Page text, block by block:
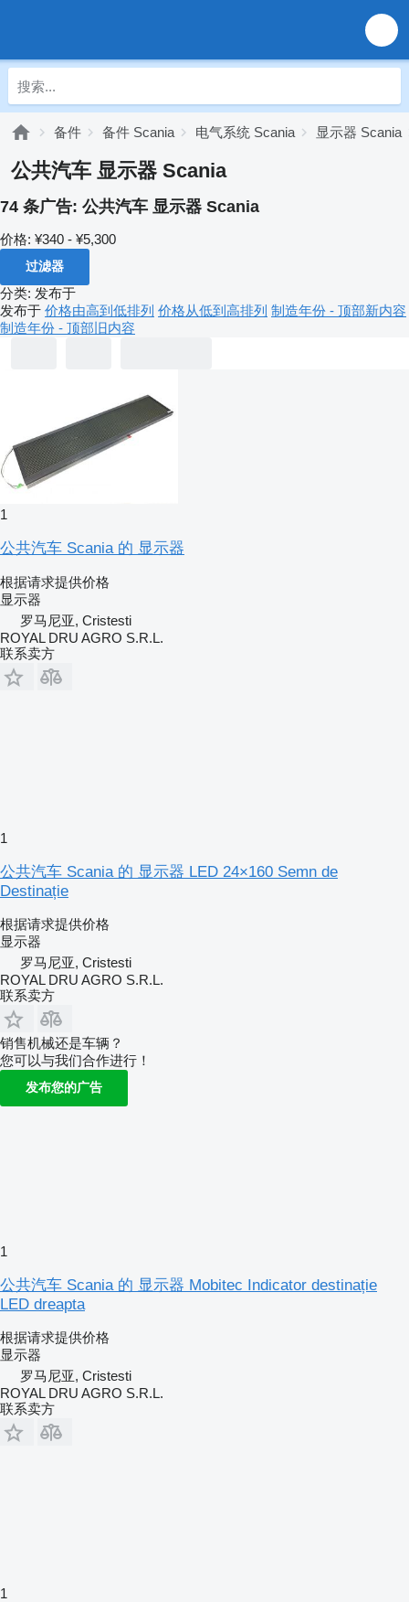
备件 备件 Scania 电气系统 Scania 显示器 Scania
公共汽车 显示器 Scania
74 条广告: 公共汽车 显示器 Scania
价格: ¥340 - ¥5,300
过滤器
分类: 发布于
发布于 价格由高到低排列 价格从低到高排列 制造年份 - 顶部新内容
制造年份 - 顶部旧内容
1
公共汽车 Scania 的 显示器
根据请求提供价格
显示器
罗马尼亚, Cristesti
ROYAL DRU AGRO S.R.L.
联系卖方
1
公共汽车 Scania 的 显示器 LED 24×160 Semn de
Destinație
根据请求提供价格
显示器
罗马尼亚, Cristesti
ROYAL DRU AGRO S.R.L.
联系卖方
销售机械还是车辆？
您可以与我们合作进行！
发布您的广告
1
公共汽车 Scania 的 显示器 Mobitec Indicator destinație
LED dreapta
根据请求提供价格
显示器
罗马尼亚, Cristesti
ROYAL DRU AGRO S.R.L.
联系卖方
1